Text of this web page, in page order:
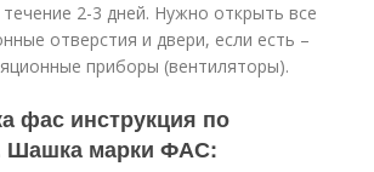
2-3 дней. Нужно открыть все
отверстия и двери, если есть –
приборы (вентиляторы).
фас инструкция по
Шашка марки ФАС: